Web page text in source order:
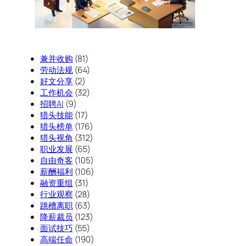
兼并收购 (81)
劳动法规(64)
好文分享(2)
工作机会 (32)
招聘AI (9)
猎头技能(17)
猎头榜单(176)
猎头视角 (312)
职业发展 (65)
自由奇客 (105)
薪酬福利 (106)
融资重组 (31)
行业观察 (28)
跳槽离职(63)
降薪裁员 (123)
面试技巧 (55)
高端任命 (190)